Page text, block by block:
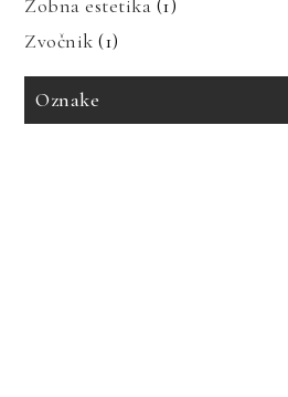
Zobna estetika (1)
Zvočnik (1)
Oznake